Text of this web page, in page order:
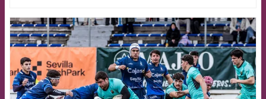
FCB Barcelona badge